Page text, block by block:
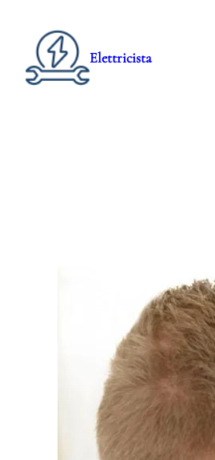
Elettricista